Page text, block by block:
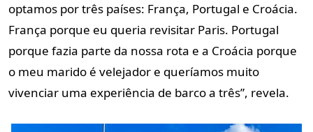
optamos por três países: França, Portugal e Croácia.
França porque eu queria revisitar Paris. Portugal
porque fazia parte da nossa rota e a Croácia porque
o meu marido é velejador e queríamos muito
vivenciar uma experiência de barco a três”, revela.